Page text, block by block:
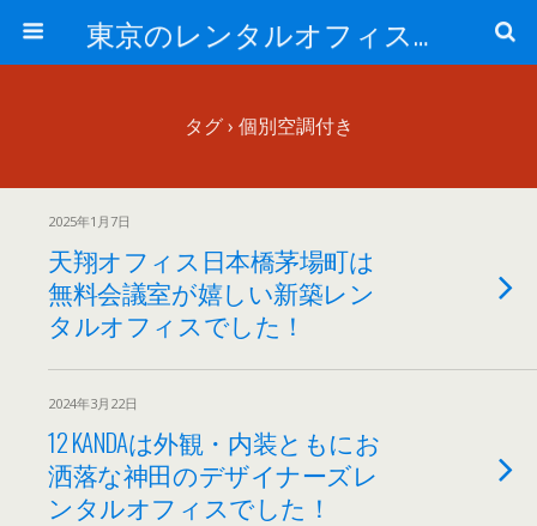
東京のレンタルオフィス、サービスオフィスの現地取材記事ブログ-ROjournal
タグ › 個別空調付き
2025年1月7日
天翔オフィス日本橋茅場町は
無料会議室が嬉しい新築レン
タルオフィスでした！
2024年3月22日
12 KANDAは外観・内装ともにお
洒落な神田のデザイナーズレ
ンタルオフィスでした！